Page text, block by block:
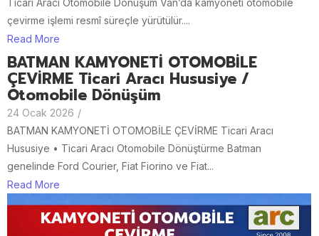
Ticari Aracı Otomobile Dönüşüm Van’da kamyoneti otomobile
çevirme işlemi resmî süreçle yürütülür....
Read More
BATMAN KAMYONETİ OTOMOBİLE
ÇEVİRME Ticari Aracı Hususiye /
Otomobile Dönüşüm
24 Ocak 2026 /
BATMAN KAMYONETİ OTOMOBİLE ÇEVİRME Ticari Aracı
Hususiye • Ticari Aracı Otomobile Dönüştürme Batman
genelinde Ford Courier, Fiat Fiorino ve Fiat...
Read More